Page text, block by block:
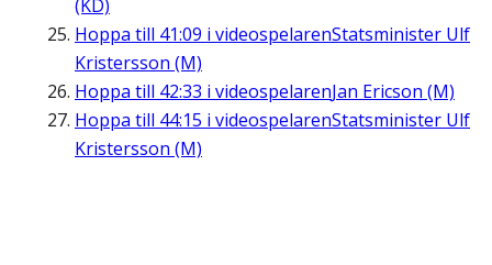
(KD)
Hoppa till 41:09 i videospelarenStatsminister Ulf
Kristersson (M)
Hoppa till 42:33 i videospelarenJan Ericson (M)
Hoppa till 44:15 i videospelarenStatsminister Ulf
Kristersson (M)